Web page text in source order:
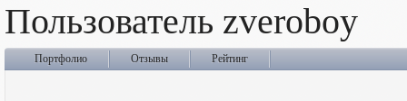
Пользователь zveroboy
Портфолио Отзывы Рейтинг